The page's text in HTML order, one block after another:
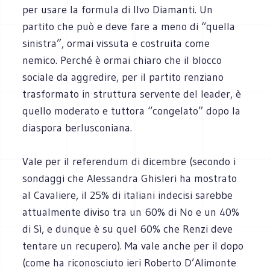
per usare la formula di Ilvo Diamanti. Un
partito che può e deve fare a meno di “quella
sinistra”, ormai vissuta e costruita come
nemico. Perché è ormai chiaro che il blocco
sociale da aggredire, per il partito renziano
trasformato in struttura servente del leader, è
quello moderato e tuttora “congelato” dopo la
diaspora berlusconiana.
Vale per il referendum di dicembre (secondo i
sondaggi che Alessandra Ghisleri ha mostrato
al Cavaliere, il 25% di italiani indecisi sarebbe
attualmente diviso tra un 60% di No e un 40%
di Sì, e dunque è su quel 60% che Renzi deve
tentare un recupero). Ma vale anche per il dopo
(come ha riconosciuto ieri Roberto D’Alimonte